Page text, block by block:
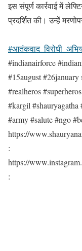
इस संपूर्ण कार्रवाई में
प्रदर्शित की। उन्हें
#indianairforce
#15august #26january
#realheros #superheros
#kargil
#army #salute #ngo
https://
:
https://
: